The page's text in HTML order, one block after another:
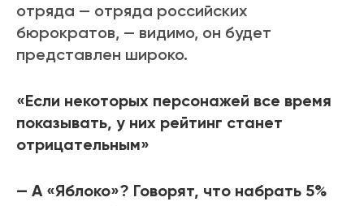
отряда — отряда российских
бюрократов, — видимо, он будет
представлен широко.
«Если некоторых персонажей все время
показывать, у них рейтинг станет
отрицательным»
— А «Яблоко»? Говорят, что набрать 5%